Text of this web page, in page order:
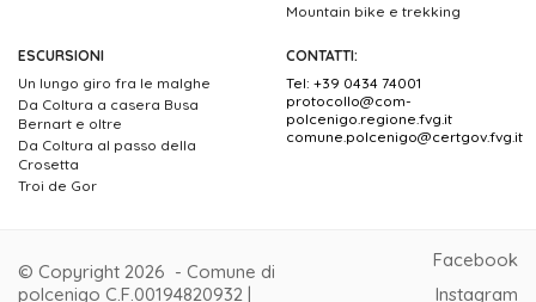
Mountain bike e trekking
ESCURSIONI
Un lungo giro fra le malghe
Da Coltura a casera Busa
Bernart e oltre
Da Coltura al passo della
Crosetta
Troi de Gor
CONTATTI:
Tel: +39 0434 74001
protocollo@com-
polcenigo.regione.fvg.it
comune.polcenigo@certgov.fvg.it
Facebook
Instagram
© Copyright 2026 - Comune di
polcenigo C.F.00194820932 |